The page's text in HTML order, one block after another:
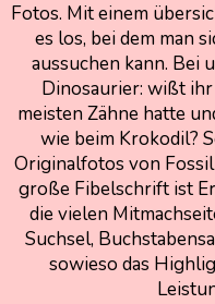
Fotos. Mit einem
es los, bei dem man
aussuchen kann. Bei
Dinosaurier: wißt
meisten Zähne hatte
wie beim Krokodil?
Originalfotos von
große Fibelschrift ist
die vielen
Suchsel,
sowieso das